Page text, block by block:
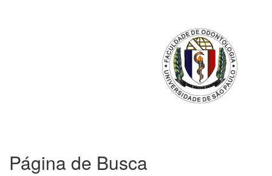
Página de Busca